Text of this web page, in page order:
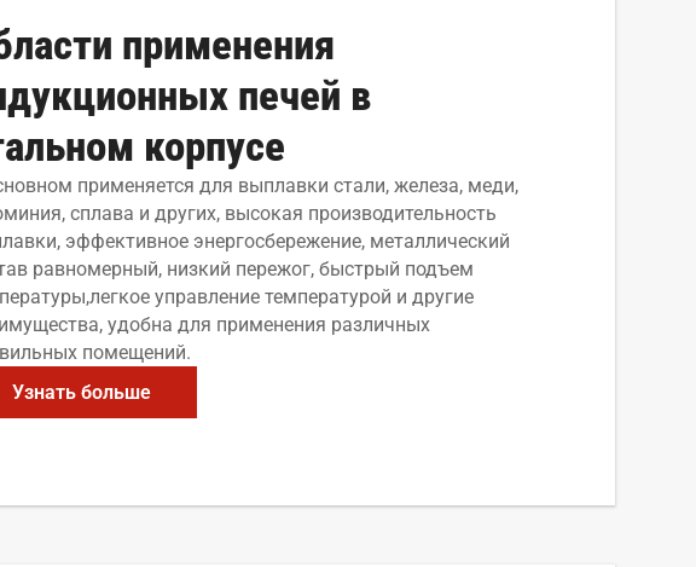
применения
печей в
корпусе
применяется для выплавки стали, железа, меди,
сплава и других, высокая производительность
эффективное энергосбережение, металлический
равномерный, низкий пережог, быстрый подъем
управление температурой и другие
удобна для применения различных
помещений.
Узнать больше